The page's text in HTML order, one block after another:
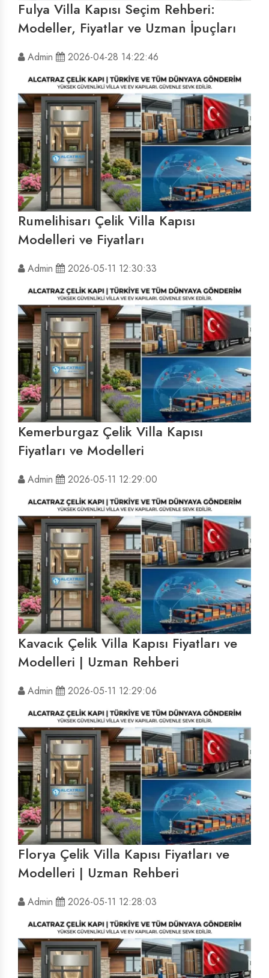
Fulya Villa Kapısı Seçim Rehberi:
Modeller, Fiyatlar ve Uzman İpuçları
Admin 2026-04-28 14:22:46
Rumelihisarı Çelik Villa Kapısı
Modelleri ve Fiyatları
Admin 2026-05-11 12:30:33
Kemerburgaz Çelik Villa Kapısı
Fiyatları ve Modelleri
Admin 2026-05-11 12:29:00
Kavacık Çelik Villa Kapısı Fiyatları ve
Modelleri | Uzman Rehberi
Admin 2026-05-11 12:29:06
Florya Çelik Villa Kapısı Fiyatları ve
Modelleri | Uzman Rehberi
Admin 2026-05-11 12:28:03